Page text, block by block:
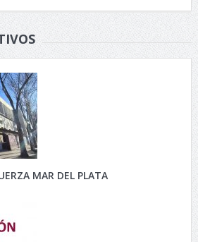
MAR DEL PLATA